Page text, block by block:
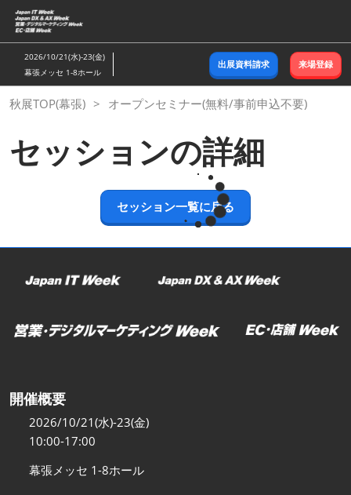
ス
キ
ッ
し
て
む
2026/10/21(水)-23(金)
幕張メッセ 1-8ホール
出展資料請求 来場登録
秋展TOP(幕張) オープンセミナー(無料/事前申込不要)
セッションの詳細
セッション一覧に戻る
開催概要
2026/10/21(水)-23(金)
10:00-17:00
幕張メッセ 1-8ホール